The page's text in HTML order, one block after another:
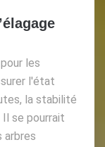
les
l'état
la stabilité
Il se pourrait
arbres